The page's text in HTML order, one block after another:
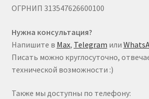
ОГРНИП 313547626600100
Нужна консультация?
Напишите в Max, Telegram или
Писать можно круглосуточно,
технической возможности :)
Также мы доступны по телефону: